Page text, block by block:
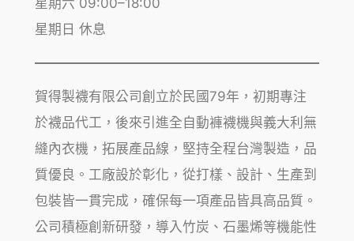
星期日 休息
賀得製襪有限公司創立於民國79年，初期專注
於襪品代工，後來引進全自動褲襪機與義大利無
縫內衣機，拓展產品線，堅持全程台灣製造，品
質優良。工廠設於彰化，從打樣、設計、生產到
包裝皆一貫完成，確保每一項產品皆具高品質。
公司積極創新研發，導入竹炭、石墨烯等機能性